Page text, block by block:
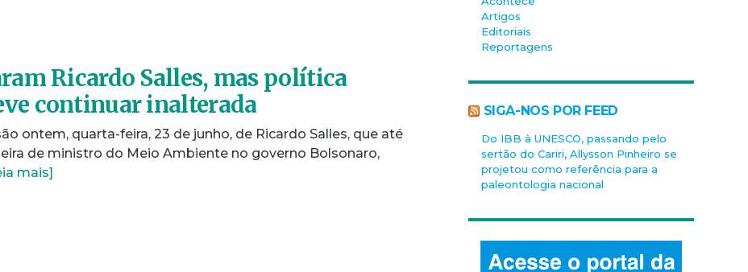
Ricardo Salles, mas política
continuar inalterada
ontem, quarta-feira, 23 de junho, de Ricardo Salles, que até
de ministro do Meio Ambiente no governo Bolsonaro,
mais]
Artigos
Editoriais
Reportagens
SIGA-NOS POR FEED
Do IBB à UNESCO, passando pelo
sertão do Cariri, Allysson Pinheiro se
projetou como referência para a
paleontologia nacional